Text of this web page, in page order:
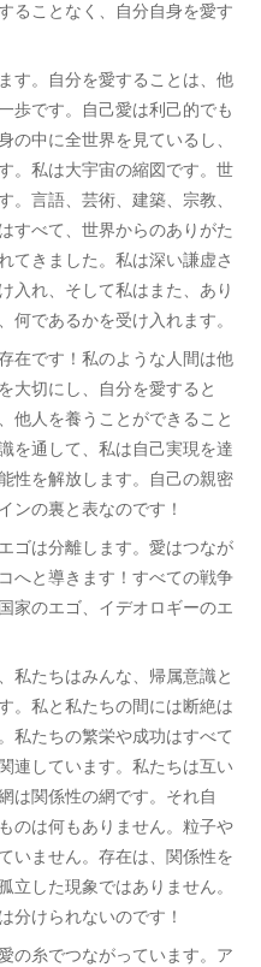
ることなく、自分自身を愛す
す。自分を愛することは、他
歩です。自己愛は利己的でも
中に全世界を見ているし、
。私は大宇宙の縮図です。世
言語、芸術、建築、宗教、
すべて、世界からのありがた
てきました。私は深い謙虚さ
入れ、そして私はまた、あり
であるかを受け入れます。
在です！私のような人間は他
大切にし、自分を愛すると
他人を養うことができること
を通して、私は自己実現を達
性を解放します。自己の親密
ンの裏と表なのです！
ゴは分離します。愛はつなが
へと導きます！すべての戦争
家のエゴ、イデオロギーのエ
私たちはみんな、帰属意識と
。私と私たちの間には断絶は
私たちの繁栄や成功はすべて
連しています。私たちは互い
は関係性の網です。それ自
のは何もありません。粒子や
いません。存在は、関係性を
した現象ではありません。
分けられないのです！
の糸でつながっています。ア